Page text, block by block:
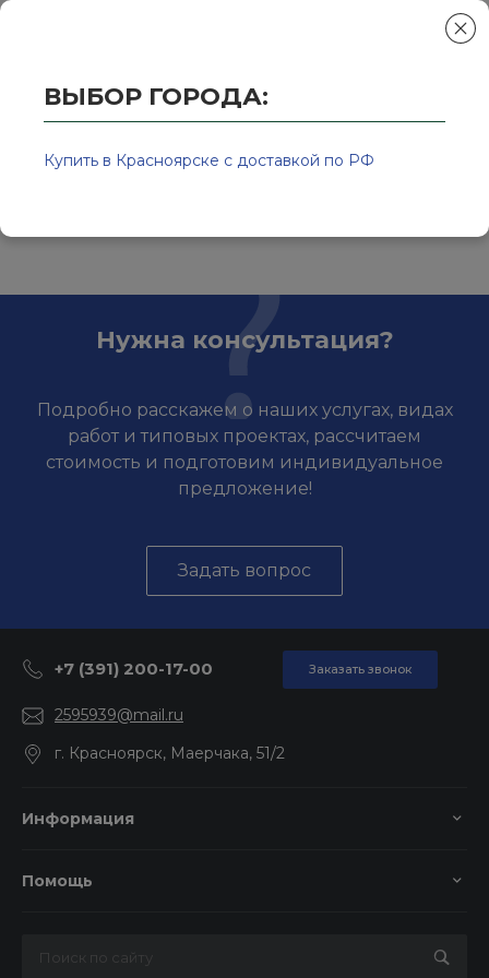
Колор-Авто - магазин лакокрасочной продукции и
Мовили в банках
Нужна консультация?
Подробно расскажем о наших услугах, видах
работ и типовых проектах, рассчитаем
стоимость и подготовим индивидуальное
предложение!
Задать вопрос
+7 (391) 200-17-00 Заказать звонок
2595939@mail.ru
г. Красноярск, Маерчака, 51/2
Информация
Помощь
ВЫБОР ГОРОДА:
Купить в Красноярске с доставкой по РФ